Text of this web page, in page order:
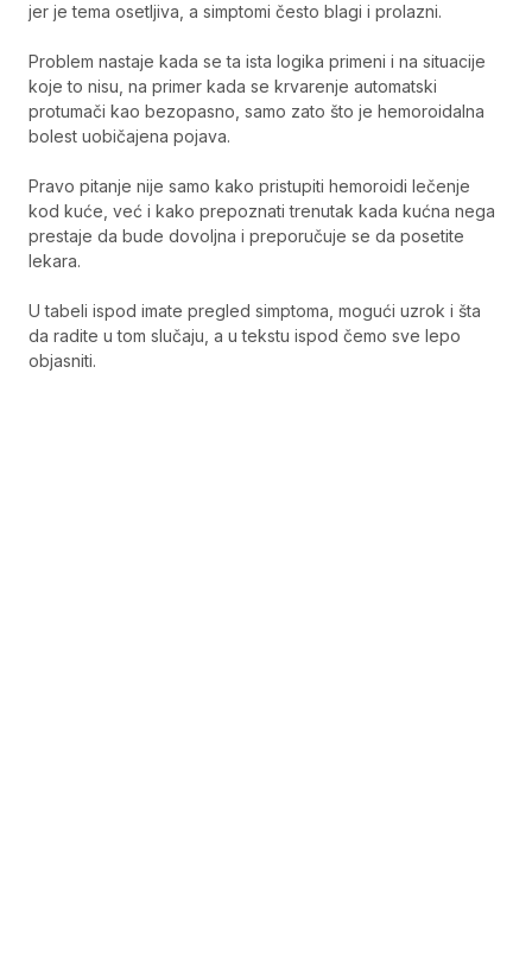
jer je tema osetljiva, a simptomi često blagi i prolazni.
Problem nastaje kada se ta ista logika primeni i na situacije
koje to nisu, na primer kada se krvarenje automatski
protumači kao bezopasno, samo zato što je hemoroidalna
bolest uobičajena pojava.
Pravo pitanje nije samo kako pristupiti hemoroidi lečenje
kod kuće, već i kako prepoznati trenutak kada kućna nega
prestaje da bude dovoljna i preporučuje se da posetite
lekara.
U tabeli ispod imate pregled simptoma, mogući uzrok i šta
da radite u tom slučaju, a u tekstu ispod čemo sve lepo
objasniti.